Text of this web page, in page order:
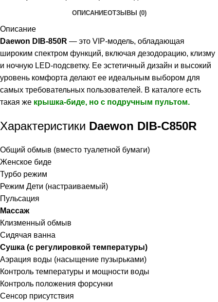
ОПИСАНИЕОТЗЫВЫ (0)
Описание
Daewon DIB-850R — это VIP-модель, обладающая
широким спектром функций, включая дезодорацию, клизму
и ночную LED-подсветку. Ее эстетичный дизайн и высокий
уровень комфорта делают ее идеальным выбором для
самых требовательных пользователей. В каталоге есть
такая же крышка-биде, но с подручным пультом.
Характеристики Daewon DIB-C850R
Общий обмыв (вместо туалетной бумаги)
Женское биде
Турбо режим
Режим Дети (настраиваемый)
Пульсация
Массаж
Клизменный обмыв
Сидячая ванна
Сушка (с регулировкой температуры)
Аэрация воды (насыщение пузырьками)
Контроль температуры и мощности воды
Контроль положения форсунки
Сенсор присутствия